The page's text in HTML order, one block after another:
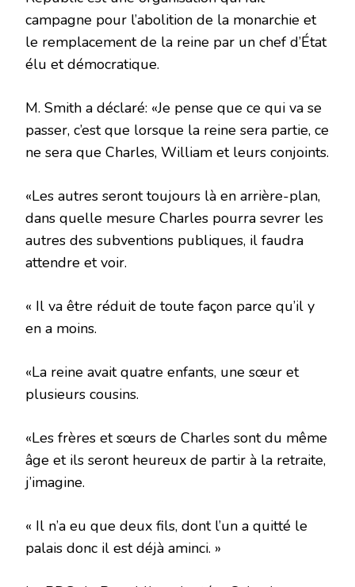
campagne pour l’abolition de la monarchie et
le remplacement de la reine par un chef d’État
élu et démocratique.
M. Smith a déclaré: «Je pense que ce qui va se
passer, c’est que lorsque la reine sera partie, ce
ne sera que Charles, William et leurs conjoints.
«Les autres seront toujours là en arrière-plan,
dans quelle mesure Charles pourra sevrer les
autres des subventions publiques, il faudra
attendre et voir.
« Il va être réduit de toute façon parce qu’il y
en a moins.
«La reine avait quatre enfants, une sœur et
plusieurs cousins.
«Les frères et sœurs de Charles sont du même
âge et ils seront heureux de partir à la retraite,
j’imagine.
« Il n’a eu que deux fils, dont l’un a quitté le
palais donc il est déjà aminci. »